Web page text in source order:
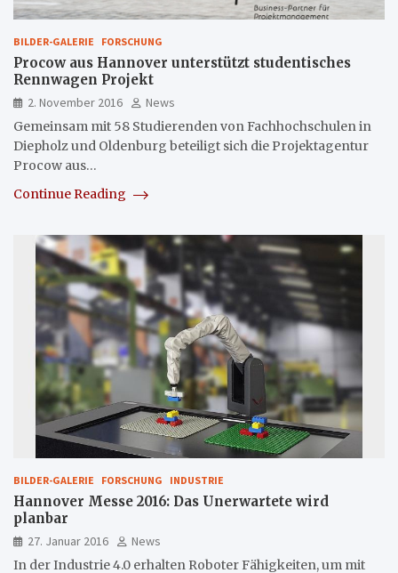
BILDER-GALERIE FORSCHUNG
Procow aus Hannover unterstützt studentisches
Rennwagen Projekt
2. November 2016
News
Gemeinsam mit 58 Studierenden von Fachhochschulen in
Diepholz und Oldenburg beteiligt sich die Projektagentur
Procow aus…
Continue Reading
BILDER-GALERIE FORSCHUNG INDUSTRIE
Hannover Messe 2016: Das Unerwartete wird
planbar
27. Januar 2016
News
In der Industrie 4.0 erhalten Roboter Fähigkeiten, um mit